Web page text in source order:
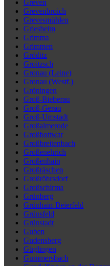
Greven
Grevenbroich
Grevesmühlen
Griesheim
Grimma
Grimmen
Gröditz
Groitzsch
Gronau (Leine)
Gronau (Westf.)
Gröningen
Groß-Bieberau
Groß-Gerau
Groß-Umstadt
Großalmerode
Großbottwar
Großbreitenbach
Großenehrich
Großenhain
Großräschen
Großröhrsdorf
Großschirma
Grünberg
Grünhain-Beierfeld
Grünsfeld
Grünstadt
Guben
Gudensberg
Güglingen
Gummersbach